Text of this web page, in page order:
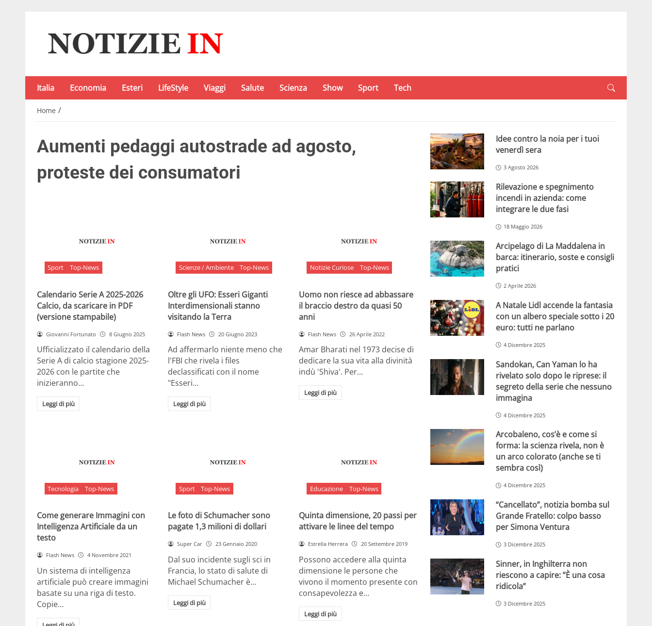
Italia Economia Esteri LifeStyle Viaggi Salute Scienza Show Sport Tech
Home /
Aumenti pedaggi autostrade ad agosto,
proteste dei consumatori
Sport Top-News
Calendario Serie A 2025-2026
Calcio, da scaricare in PDF
(versione stampabile)
Giovanni Fortunato 8 Giugno 2025
Ufficializzato il calendario della
Serie A di calcio stagione 2025-
2026 con le partite che
inizieranno…
Leggi di più
Scienze / Ambiente Top-News
Oltre gli UFO: Esseri Giganti
Interdimensionali stanno
visitando la Terra
Flash News 20 Giugno 2023
Ad affermarlo niente meno che
l'FBI che rivela i files
declassificati con il nome
"Esseri…
Leggi di più
Notizie Curiose Top-News
Uomo non riesce ad abbassare
il braccio destro da quasi 50
anni
Flash News 26 Aprile 2022
Amar Bharati nel 1973 decise di
dedicare la sua vita alla divinità
indù 'Shiva'. Per…
Leggi di più
Tecnologia Top-News
Come generare Immagini con
Intelligenza Artificiale da un
testo
Flash News 4 Novembre 2021
Un sistema di intelligenza
artificiale può creare immagini
basate su una riga di testo.
Copie…
Sport Top-News
Le foto di Schumacher sono
pagate 1,3 milioni di dollari
Super Car 23 Gennaio 2020
Dal suo incidente sugli sci in
Francia, lo stato di salute di
Michael Schumacher è…
Leggi di più
Educazione Top-News
Quinta dimensione, 20 passi per
attivare le linee del tempo
Estrella Herrera 20 Settembre 2019
Possono accedere alla quinta
dimensione le persone che
vivono il momento presente con
consapevolezza e…
Leggi di più
Idee contro la noia per i tuoi
venerdì sera
3 Agosto 2026
Rilevazione e spegnimento
incendi in azienda: come
integrare le due fasi
18 Maggio 2026
Arcipelago di La Maddalena in
barca: itinerario, soste e consigli
pratici
2 Aprile 2026
A Natale Lidl accende la fantasia
con un albero speciale sotto i 20
euro: tutti ne parlano
4 Dicembre 2025
Sandokan, Can Yaman lo ha
rivelato solo dopo le riprese: il
segreto della serie che nessuno
immagina
4 Dicembre 2025
Arcobaleno, cos’è e come si
forma: la scienza rivela, non è
un arco colorato (anche se ti
sembra così)
4 Dicembre 2025
“Cancellato”, notizia bomba sul
Grande Fratello: colpo basso
per Simona Ventura
3 Dicembre 2025
Sinner, in Inghilterra non
riescono a capire: ”È una cosa
ridicola”
3 Dicembre 2025